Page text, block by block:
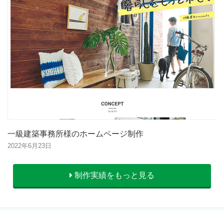
一級建築事務所様のホームページ制作
2022年6月23日
制作実績をもっと見る